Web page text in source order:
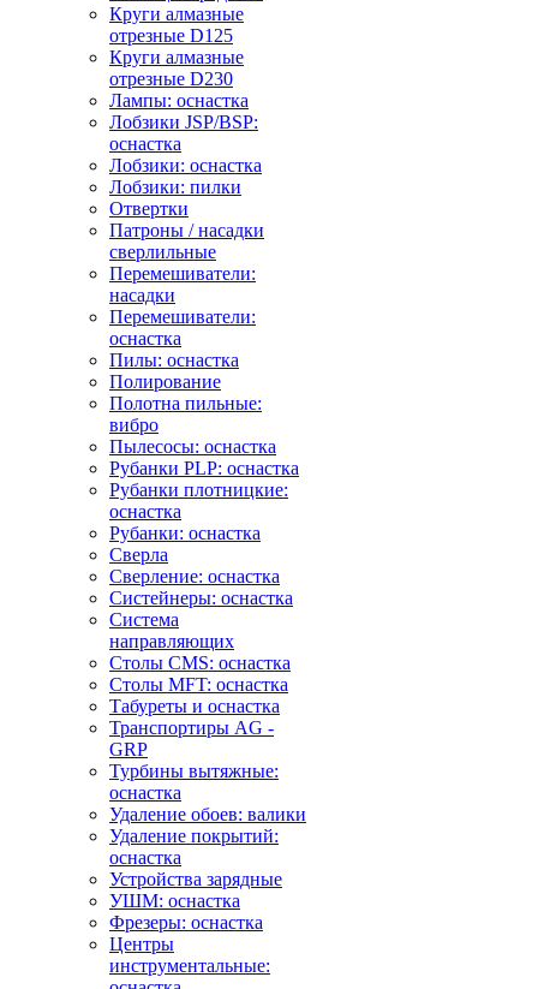
Круги алмазные
отрезные D125
Круги алмазные
отрезные D230
Лампы: оснастка
Лобзики JSP/BSP:
оснастка
Лобзики: оснастка
Лобзики: пилки
Отвертки
Патроны / насадки
сверлильные
Перемешиватели:
насадки
Перемешиватели:
оснастка
Пилы: оснастка
Полирование
Полотна пильные:
вибро
Пылесосы: оснастка
Рубанки PLP: оснастка
Рубанки плотницкие:
оснастка
Рубанки: оснастка
Сверла
Сверление: оснастка
Систейнеры: оснастка
Система
направляющих
Столы CMS: оснастка
Столы MFT: оснастка
Табуреты и оснастка
Транспортиры AG -
GRP
Турбины вытяжные:
оснастка
Удаление обоев: валики
Удаление покрытий:
оснастка
Устройства зарядные
УШМ: оснастка
Фрезеры: оснастка
Центры
инструментальные: